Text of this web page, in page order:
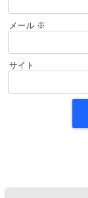
メール ※
サイト